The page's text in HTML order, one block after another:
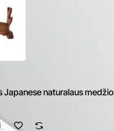
Japanese naturalaus medžio